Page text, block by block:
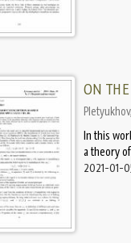
ON
In this
a theory
2021-01-